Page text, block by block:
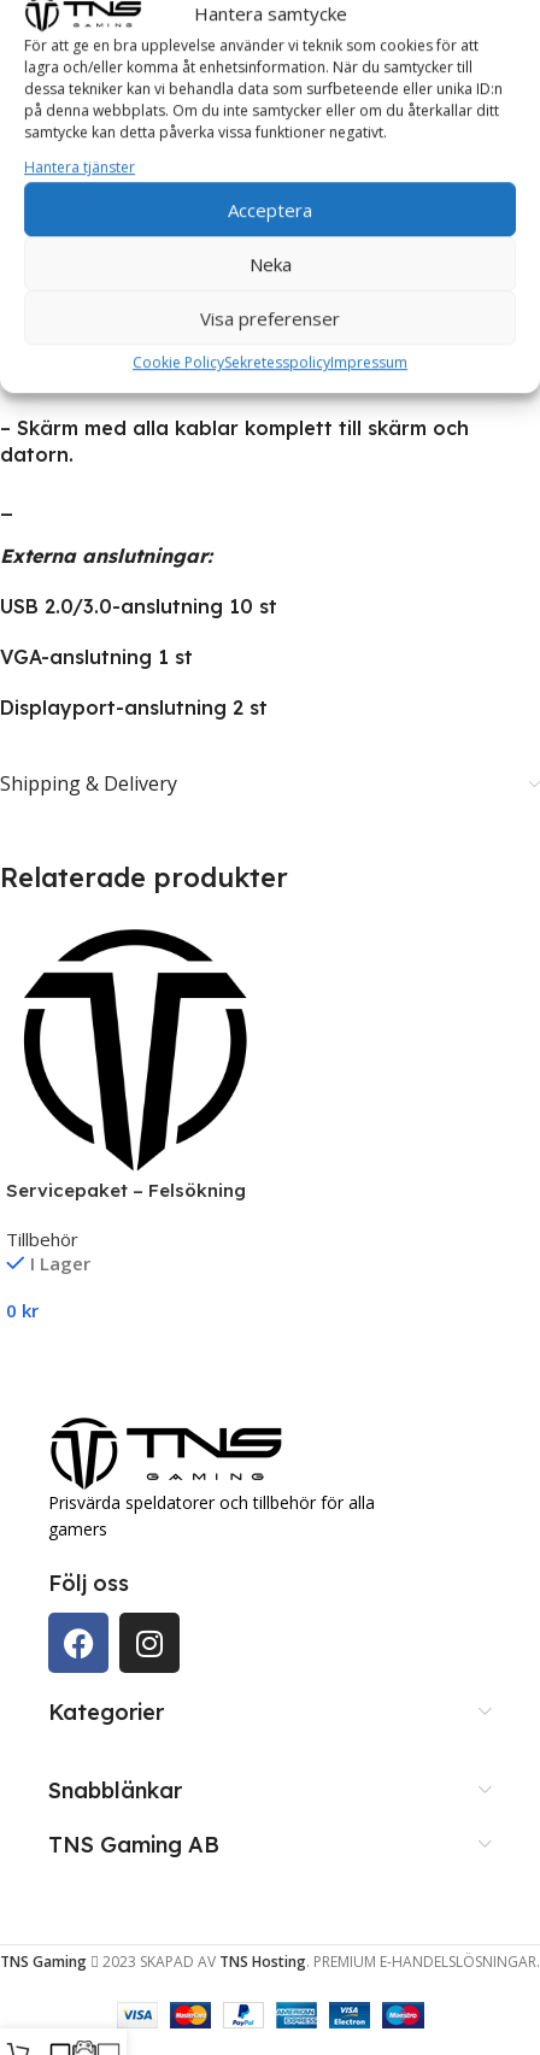
Hantera samtycke
För att ge en bra upplevelse använder vi teknik som cookies för att
lagra och/eller komma åt enhetsinformation. När du samtycker till
dessa tekniker kan vi behandla data som surfbeteende eller unika ID:n
på denna webbplats. Om du inte samtycker eller om du återkallar ditt
samtycke kan detta påverka vissa funktioner negativt.
Hantera tjänster
Acceptera
Neka
Visa preferenser
Cookie PolicySekretesspolicyImpressum
Windows 11 64
Drivrutiner = Klar att börja användas!
Paketet innehåller:
– HP Kontorsdator
Dessa tillbehör går att köpa till vid eventuellt intresse:
– Mus
– Skärm med alla kablar komplett till skärm och
datorn.
Externa anslutningar:
USB 2.0/3.0-anslutning 10 st
VGA-anslutning 1 st
Displayport-anslutning 2 st
Shipping & Delivery
Relaterade produkter
Servicepaket – Felsökning
TNS Gaming
Tillbehör
I Lager
0 kr
Prisvärda speldatorer och tillbehör för alla
gamers
Följ oss
Kategorier
Snabblänkar
TNS Gaming AB
TNS Gaming 2023 SKAPAD AV TNS Hosting. PREMIUM E-HANDELSLÖSNINGAR.